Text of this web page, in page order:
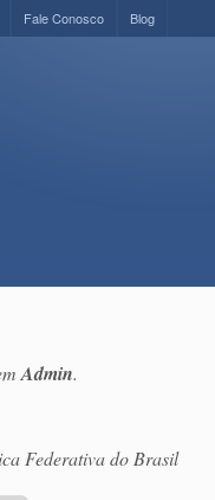
Fale Conosco Blog
Admin.
Federativa do Brasil